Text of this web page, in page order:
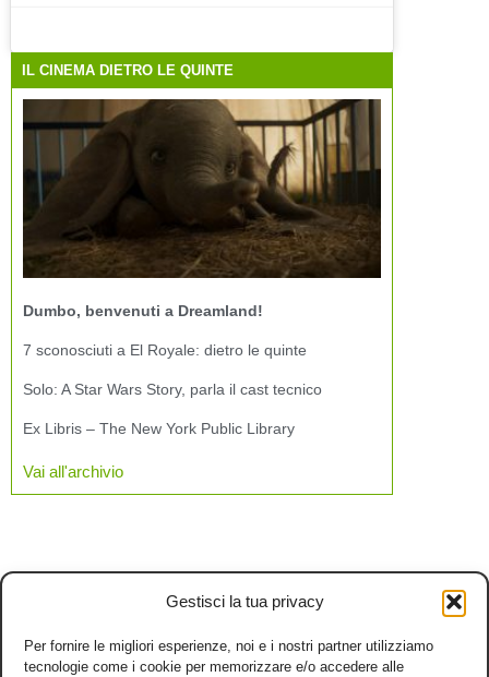
Gestisci la tua privacy
Per fornire le migliori esperienze, noi e i nostri partner utilizziamo
tecnologie come i cookie per memorizzare e/o accedere alle
IL CINEMA DIETRO LE QUINTE
Dumbo, benvenuti a Dreamland!
7 sconosciuti a El Royale: dietro le quinte
Solo: A Star Wars Story, parla il cast tecnico
Ex Libris – The New York Public Library
Vai all'archivio